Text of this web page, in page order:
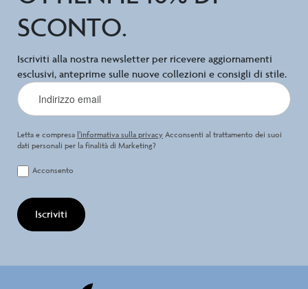
SCONTO.
Iscriviti alla nostra newsletter per ricevere aggiornamenti
esclusivi, anteprime sulle nuove collezioni e consigli di stile.
Letta e compresa l’informativa sulla privacy Acconsenti al trattamento dei suoi
dati personali per la finalità di Marketing?
Acconsento
Iscriviti